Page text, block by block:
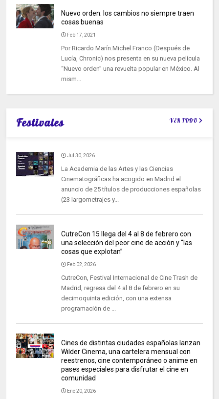
Nuevo orden: los cambios no siempre traen
cosas buenas
Feb 17, 2021
Por Ricardo Marín.Michel Franco (Después de
Lucía, Chronic) nos presenta en su nueva película
“Nuevo orden” una revuelta popular en México. Al
mism...
Festivales VER TODO
Jul 30, 2026
La Academia de las Artes y las Ciencias
Cinematográficas ha acogido en Madrid el
anuncio de 25 títulos de producciones españolas
(23 largometrajes y...
CutreCon 15 llega del 4 al 8 de febrero con
una selección del peor cine de acción y “las
cosas que explotan”
Feb 02, 2026
CutreCon, Festival Internacional de Cine Trash de
Madrid, regresa del 4 al 8 de febrero en su
decimoquinta edición, con una extensa
programación de ...
Cines de distintas ciudades españolas lanzan
Wilder Cinema, una cartelera mensual con
reestrenos, cine contemporáneo o anime en
pases especiales para disfrutar el cine en
comunidad
Ene 20, 2026